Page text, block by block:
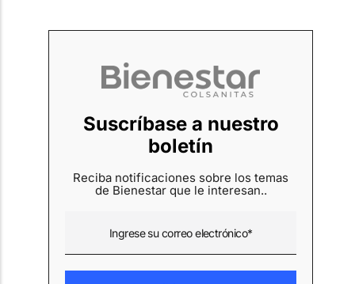
Suscríbase a nuestro
boletín
Reciba notificaciones sobre los temas
de Bienestar que le interesan..